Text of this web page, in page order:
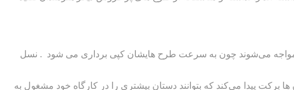
مواجه می‌شوند چون به سرعت طرح هایشان کپی برداری می شود . نسل
برکت پیدا می‌کند که بتوانند دستان بیشتری را در کارگاه خود مشغول به